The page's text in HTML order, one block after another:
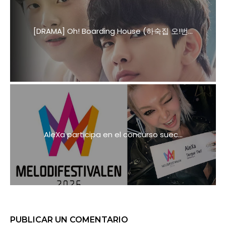
[DRAMA] Oh! Boarding House (하숙집 오!번...
AleXa participa en el concurso suec...
PUBLICAR UN COMENTARIO